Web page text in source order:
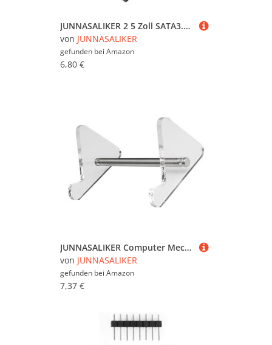
JUNNASALIKER 2 5 Zoll SATA3.0 Adapter Kartenkonverter Treiber Für 2280 2260 2242 2230 Solid States Disk Laptop Zubehör
von JUNNASALIKER
gefunden bei Amazon
6,80 €
JUNNASALIKER Computer Mechanische Tastaturen Anzeigeständer Transparenten Acryl Tastaturen Standhalter Schicht Tastatur Tablett Transparenten
von JUNNASALIKER
gefunden bei Amazon
7,37 €